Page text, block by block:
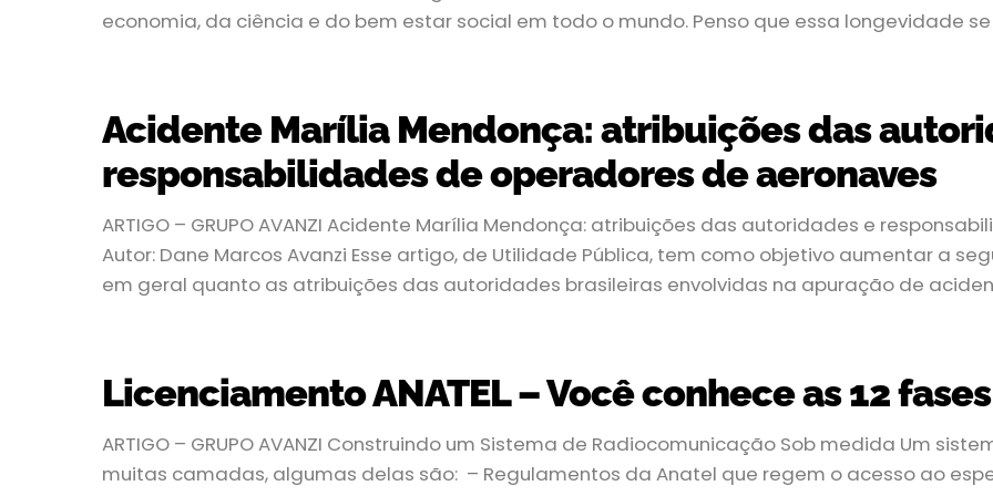
economia, da ciência e do bem estar social em todo o mundo. Penso que essa longevidade
Acidente Marília Mendonça: atribuições das
responsabilidades de operadores de aeronaves
ARTIGO – GRUPO AVANZI Acidente Marília Mendonça: atribuições das autoridades e
Autor: Dane Marcos Avanzi Esse artigo, de Utilidade Pública, tem como objetivo aumentar a
em geral quanto as atribuições das autoridades brasileiras envolvidas na apuração de
Licenciamento ANATEL – Você conhece as 12
ARTIGO – GRUPO AVANZI Construindo um Sistema de Radiocomunicação Sob medida Um
muitas camadas, algumas delas são: – Regulamentos da Anatel que regem o acesso ao